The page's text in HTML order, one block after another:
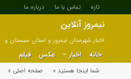
تازه تماس با ما درباره ما
نیمروز آنلاین
اخبار شهرستان نیمروز و استان سیستان و
بلوچستان
خانه اخبار عکس فیلم
شما اینجا هستید »
صفحه اصلی »